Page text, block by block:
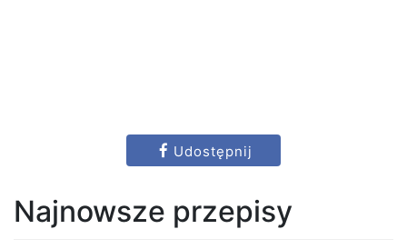
Udostępnij
Najnowsze przepisy